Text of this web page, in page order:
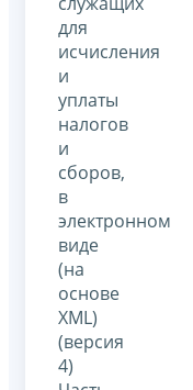
для
исчисления
и
уплаты
налогов
и
сборов,
в
электронном
виде
(на
основе
XML)
(версия
4)